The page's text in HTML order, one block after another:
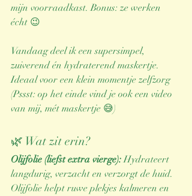
mijn voorraadkast. Bonus: ze werken
écht 😉
Vandaag deel ik een supersimpel,
zuiverend én hydraterend maskertje.
Ideaal voor een klein momentje zelfzorg
(Pssst: op het einde vind je ook een video
van mij, mét maskertje 😅)
🌿 Wat zit erin?
Olijfolie (liefst extra vierge): Hydrateert
langdurig, verzacht en verzorgt de huid.
Olijfolie helpt ruwe plekjes kalmeren en